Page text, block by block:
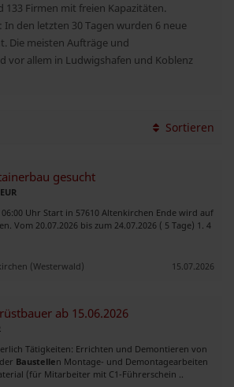
133 Firmen mit freien Kapazitäten.
In den letzten 30 Tagen wurden 6 neue
Die meisten Aufträge und
vor allem in Ludwigshafen und Koblenz
Sortieren
gesucht
06:00 Uhr Start in 57610 Altenkirchen Ende wird auf
Vom 20.07.2026 bis zum 24.07.2026 ( 5 Tage) 1. 4
(Westerwald) 15.07.2026
ab 15.06.2026
Tätigkeiten: Errichten und Demontieren von
Baustellen Montage- und Demontagearbeiten
(für Mitarbeiter mit C1-Führerschein ..